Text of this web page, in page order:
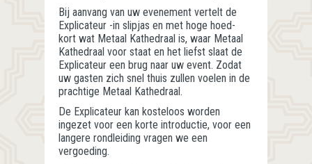
Bij aanvang van uw evenement vertelt de
Explicateur -in slipjas en met hoge hoed-
kort wat Metaal Kathedraal is, waar Metaal
Kathedraal voor staat en het liefst slaat de
Explicateur een brug naar uw event. Zodat
uw gasten zich snel thuis zullen voelen in de
prachtige Metaal Kathedraal.
De Explicateur kan kosteloos worden
ingezet voor een korte introductie, voor een
langere rondleiding vragen we een
vergoeding.